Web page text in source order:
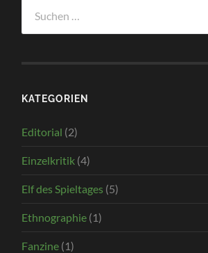
nach:
KATEGORIEN
Editorial (2)
Einzelkritik (4)
Elf des Spieltages (5)
Ethnographie (1)
Fanzine (1)